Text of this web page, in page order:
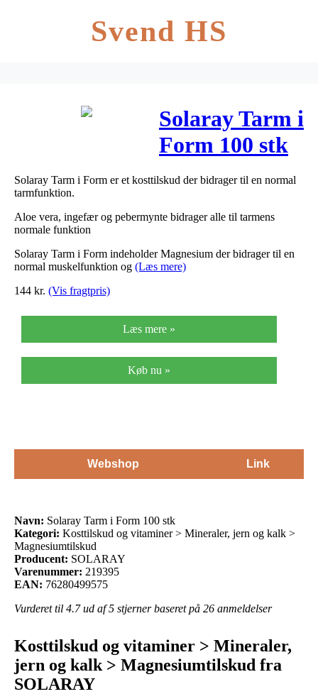
Svend HS
Solaray Tarm i
Form 100 stk
Solaray Tarm i Form er et kosttilskud der bidrager til en normal
tarmfunktion.
Aloe vera, ingefær og pebermynte bidrager alle til tarmens
normale funktion
Solaray Tarm i Form indeholder Magnesium der bidrager til en
normal muskelfunktion og (Læs mere)
144 kr. (Vis fragtpris)
Læs mere »
Køb nu »
Webshop Link
Navn: Solaray Tarm i Form 100 stk
Kategori: Kosttilskud og vitaminer > Mineraler, jern og kalk >
Magnesiumtilskud
Producent: SOLARAY
Varenummer: 219395
EAN: 76280499575
Vurderet til 4.7ud af 5 stjerner baseret på 26 anmeldelser
Kosttilskud og vitaminer > Mineraler,
jern og kalk > Magnesiumtilskud fra
SOLARAY